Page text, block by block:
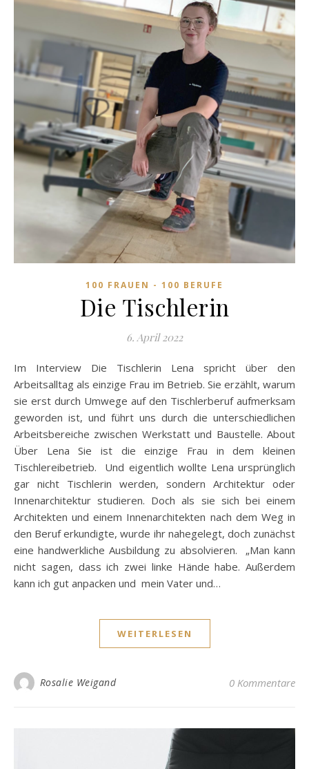
100 FRAUEN - 100 BERUFE
Die Tischlerin
6. April 2022
Im Interview Die Tischlerin Lena spricht über den
Arbeitsalltag als einzige Frau im Betrieb. Sie erzählt, warum
sie erst durch Umwege auf den Tischlerberuf aufmerksam
geworden ist, und führt uns durch die unterschiedlichen
Arbeitsbereiche zwischen Werkstatt und Baustelle. About
Über Lena Sie ist die einzige Frau in dem kleinen
Tischlereibetrieb. Und eigentlich wollte Lena ursprünglich
gar nicht Tischlerin werden, sondern Architektur oder
Innenarchitektur studieren. Doch als sie sich bei einem
Architekten und einem Innenarchitekten nach dem Weg in
den Beruf erkundigte, wurde ihr nahegelegt, doch zunächst
eine handwerkliche Ausbildung zu absolvieren. „Man kann
nicht sagen, dass ich zwei linke Hände habe. Außerdem
kann ich gut anpacken und mein Vater und…
WEITERLESEN
Rosalie Weigand 0 Kommentare